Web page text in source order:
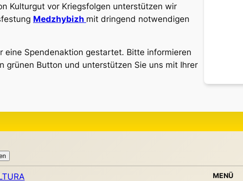
Kulturgut vor Kriegsfolgen unterstützen wir
Medzhybizh mit dringend notwendigen
eine Spendenaktion gestartet. Bitte informieren
grünen Button und unterstützen Sie uns mit Ihrer
MENÜ